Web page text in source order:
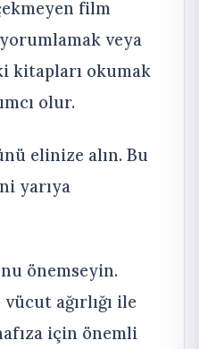
film
veya
kitapları okumak
olur.
elinize alın. Bu
yarıya
önemseyin.
ağırlığı ile
için önemli